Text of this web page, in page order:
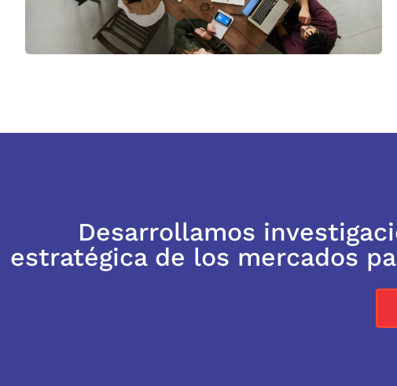
Desarrollamos
estratégica de los mercados